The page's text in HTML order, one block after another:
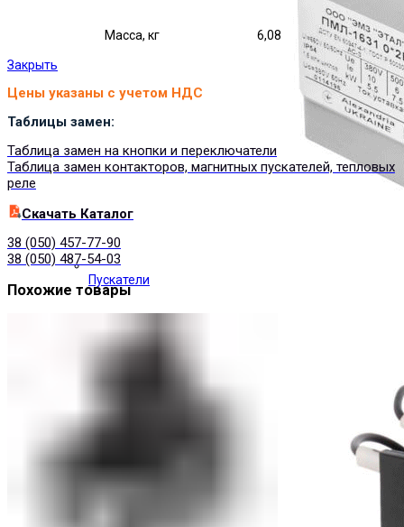
Пускатели
Масса, кг 6,08
Закрыть
Цены указаны с учетом НДС
Таблицы замен:
Таблица замен на кнопки и переключатели
Таблица замен контакторов, магнитных пускателей, тепловых
реле
Cкачать Каталог
38 (050) 457-77-90
38 (050) 487-54-03
Похожие товары